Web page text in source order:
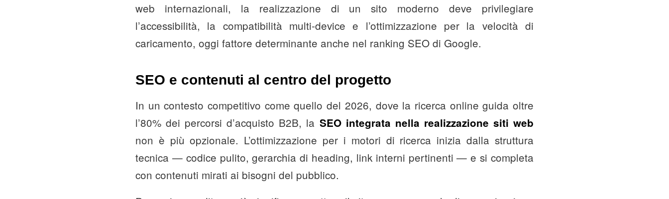
web internazionali, la realizzazione di un sito moderno deve privilegiare
l’accessibilità, la compatibilità multi-device e l’ottimizzazione per la velocità di
caricamento, oggi fattore determinante anche nel ranking SEO di Google.
SEO e contenuti al centro del progetto
In un contesto competitivo come quello del 2026, dove la ricerca online guida oltre
l’80% dei percorsi d’acquisto B2B, la SEO integrata nella realizzazione siti web
non è più opzionale. L’ottimizzazione per i motori di ricerca inizia dalla struttura
tecnica — codice pulito, gerarchia di heading, link interni pertinenti — e si completa
con contenuti mirati ai bisogni del pubblico.